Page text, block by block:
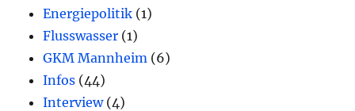
Energiepolitik (1)
Flusswasser (1)
GKM Mannheim (6)
Infos (44)
Interview(4)